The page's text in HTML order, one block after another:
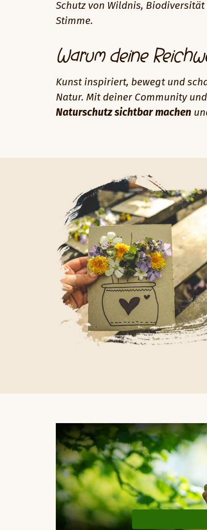
Schutz von Wildnis,
Stimme.
Warum deine
Kunst inspiriert, bewegt und
Natur. Mit deiner Community
Naturschutz sichtbar machen